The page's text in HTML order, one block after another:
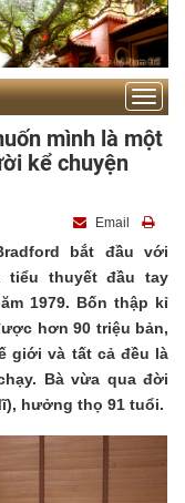
Toggle
mình là một
kể chuyện
Email
bắt đầu với
tiểu thuyết đầu tay
1979. Bốn thập kỉ
hơn 90 triệu bản,
giới và tất cả đều là
Bà vừa qua đời
hưởng thọ 91 tuổi.